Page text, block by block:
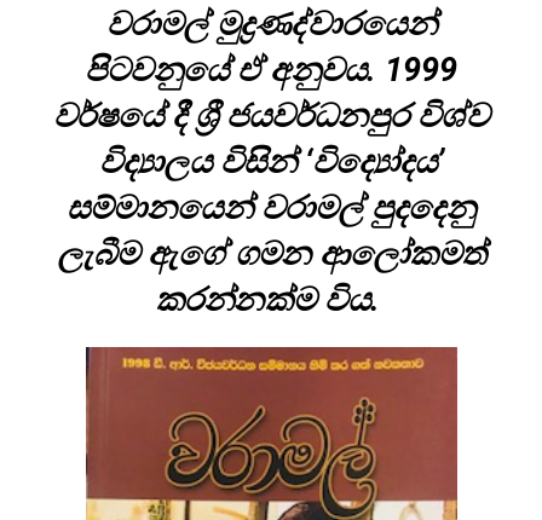
වරාමල් මුද්‍රණද්වාරයෙන්
පිටවනුයේ ඒ අනුවය. 1999
වර්ෂයේ දී ශ්‍රී ජයවර්ධනපුර විශ්ව
විද්‍යාලය විසින් ‘විද්‍යෝදය’
සම්මානයෙන් වරාමල් පුදදෙනු
ලැබීම ඇගේ ගමන ආලෝකමත්
කරන්නක්ම විය.